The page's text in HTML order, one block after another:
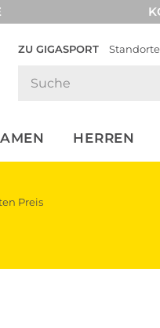
ZU GIGASPORT Standorte
HERREN
Preis